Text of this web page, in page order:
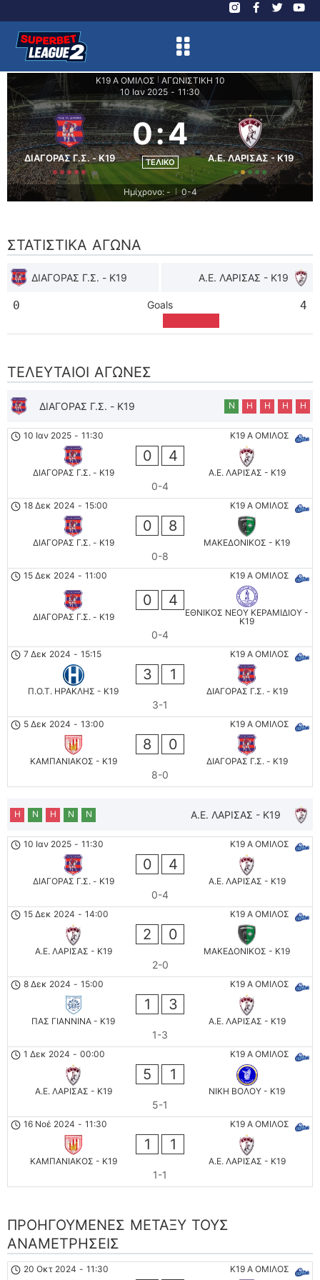
Κ19 Α ΟΜΙΛΟΣ
ΑΓΩΝΙΣΤΙΚΗ 10
10 Ιαν 2025 - 11:30
ΔΙΑΓΟΡΑΣ Γ.Σ. - K19
0:4
ΤΕΛΙΚΌ Α.Ε. ΛΑΡΙΣΑΣ - K19
Ημίχρονο: - 0-4
ΣΤΑΤΙΣΤΙΚΆ ΑΓΏΝΑ
ΔΙΑΓΟΡΑΣ Γ.Σ. - K19 Α.Ε. ΛΑΡΙΣΑΣ - K19
0 Goals 4
ΤΕΛΕΥΤΑΊΟΙ ΑΓΏΝΕΣ
ΔΙΑΓΟΡΑΣ Γ.Σ. - K19 Ν Η Η Η Η
K19 Α ΟΜΙΛΟΣ
10 Ιαν 2025 - 11:30
ΔΙΑΓΟΡΑΣ Γ.Σ. - K19
0 4
Α.Ε. ΛΑΡΙΣΑΣ - K19
0-4
K19 Α ΟΜΙΛΟΣ
18 Δεκ 2024 - 15:00
ΔΙΑΓΟΡΑΣ Γ.Σ. - K19
0 8
ΜΑΚΕΔΟΝΙΚΟΣ - K19
0-8
K19 Α ΟΜΙΛΟΣ
15 Δεκ 2024 - 11:00
ΔΙΑΓΟΡΑΣ Γ.Σ. - K19
0 4
ΕΘΝΙΚΟΣ ΝΕΟΥ ΚΕΡΑΜΙΔΙΟΥ -
K19
0-4
K19 Α ΟΜΙΛΟΣ
7 Δεκ 2024 - 15:15
Π.Ο.Τ. ΗΡΑΚΛΗΣ - K19
3 1
ΔΙΑΓΟΡΑΣ Γ.Σ. - K19
3-1
K19 Α ΟΜΙΛΟΣ
5 Δεκ 2024 - 13:00
ΚΑΜΠΑΝΙΑΚΟΣ - K19
8 0
ΔΙΑΓΟΡΑΣ Γ.Σ. - K19
8-0
Α.Ε. ΛΑΡΙΣΑΣ - K19
Η Ν Η Ν Ν
K19 Α ΟΜΙΛΟΣ
10 Ιαν 2025 - 11:30
ΔΙΑΓΟΡΑΣ Γ.Σ. - K19
0 4
Α.Ε. ΛΑΡΙΣΑΣ - K19
0-4
K19 Α ΟΜΙΛΟΣ
15 Δεκ 2024 - 14:00
Α.Ε. ΛΑΡΙΣΑΣ - K19
2 0
ΜΑΚΕΔΟΝΙΚΟΣ - K19
2-0
K19 Α ΟΜΙΛΟΣ
8 Δεκ 2024 - 15:00
ΠΑΣ ΓΙΑΝΝΙΝΑ - K19
1 3
Α.Ε. ΛΑΡΙΣΑΣ - K19
1-3
K19 Α ΟΜΙΛΟΣ
1 Δεκ 2024 - 00:00
Α.Ε. ΛΑΡΙΣΑΣ - K19
5 1
ΝΙΚΗ ΒΟΛΟΥ - K19
5-1
K19 Α ΟΜΙΛΟΣ
16 Νοέ 2024 - 11:30
ΚΑΜΠΑΝΙΑΚΟΣ - K19
1 1
Α.Ε. ΛΑΡΙΣΑΣ - K19
1-1
ΠΡΟΗΓΟΎΜΕΝΕΣ ΜΕΤΑΞΎ ΤΟΥΣ
ΑΝΑΜΕΤΡΉΣΕΙΣ
K19 Α ΟΜΙΛΟΣ
20 Οκτ 2024 - 11:30